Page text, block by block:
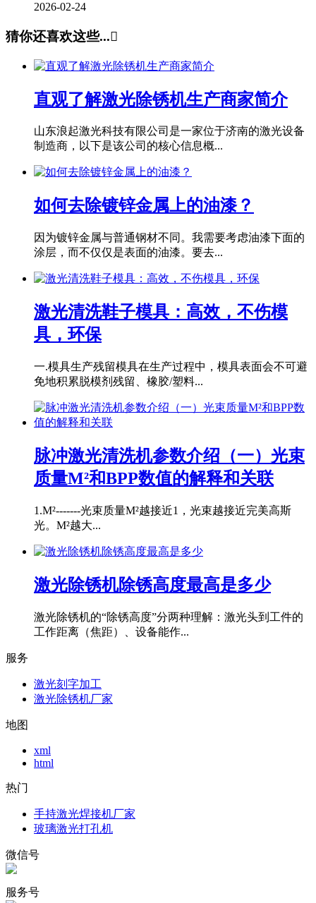
2026-02-24
猜你还喜欢这些...
直观了解激光除锈机生产商家简介
山东浪起激光科技有限公司是一家位于济南的激光设备
制造商，以下是该公司的核心信息概...
如何去除镀锌金属上的油漆？
因为镀锌金属与普通钢材不同。我需要考虑油漆下面的
涂层，而不仅仅是表面的油漆。要去...
激光清洗鞋子模具：高效，不伤模
具，环保
一.模具生产残留模具在生产过程中，模具表面会不可避
免地积累脱模剂残留、橡胶/塑料...
脉冲激光清洗机参数介绍（一）光束
质量M²和BPP数值的解释和关联
1.M²-------光束质量M²越接近1，光束越接近完美高斯
光。M²越大...
激光除锈机除锈高度最高是多少
激光除锈机的“除锈高度”分两种理解：激光头到工件的
工作距离（焦距）、设备能作...
服务
激光刻字加工
激光除锈机厂家
地图
xml
html
热门
手持激光焊接机厂家
玻璃激光打孔机
微信号
服务号